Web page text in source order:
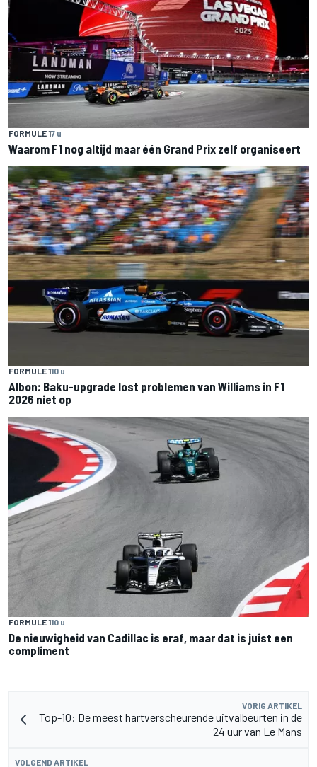
FORMULE 17 u
Waarom F1 nog altijd maar één Grand Prix zelf organiseert
FORMULE 110 u
Albon: Baku-upgrade lost problemen van Williams in F1
2026 niet op
FORMULE 110 u
De nieuwigheid van Cadillac is eraf, maar dat is juist een
compliment
VORIG ARTIKEL
Top-10: De meest hartverscheurende uitvalbeurten in de
24 uur van Le Mans
VOLGEND ARTIKEL